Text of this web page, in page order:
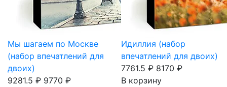
Мы шагаем по Москве
(набор впечатлений для
двоих)
9281.5 ₽ 9770 ₽
Идиллия (набор
впечатлений для двоих)
7761.5 ₽ 8170 ₽
В корзину